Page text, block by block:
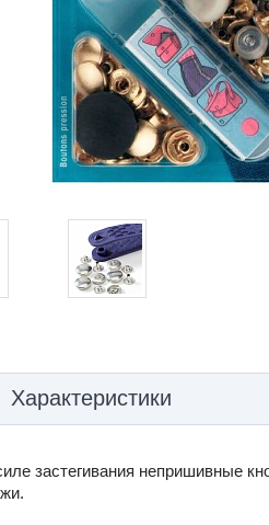
Характеристики
застегивания непришивные